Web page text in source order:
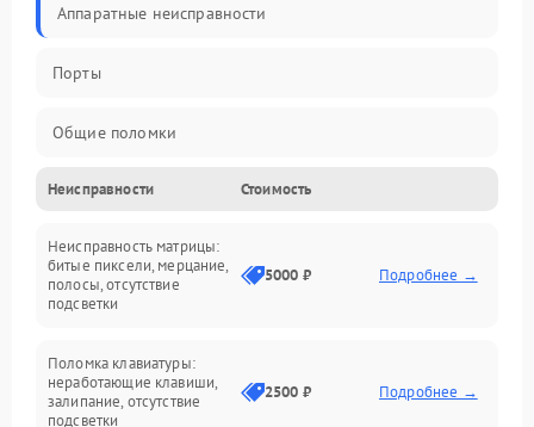
Аппаратные неисправности
Порты
Общие поломки
Устройства
Программные ошибки
Электрические и системные сбои
Интерфейсные проблемы
Неисправности Стоимость
Неисправность матрицы:
битые пиксели, мерцание,
полосы, отсутствие
подсветки
5000 ₽ Подробнее →
Поломка клавиатуры:
неработающие клавиши,
залипание, отсутствие
подсветки
2500 ₽ Подробнее →